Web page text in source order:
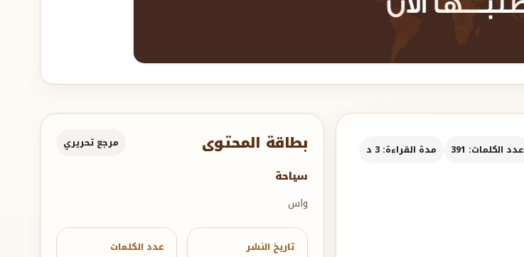
بطاقة المحتوى مرجع تحريري
سياحة
واس
تاريخ النشر عدد الكلمات
عدد الكلمات: 391 مدة القراءة: 3 د